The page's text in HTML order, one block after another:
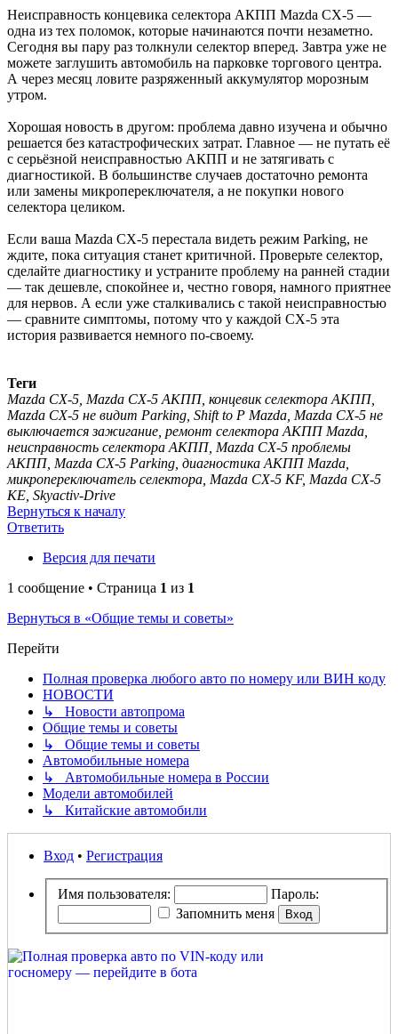
Неисправность концевика селектора АКПП Mazda CX-5 —
одна из тех поломок, которые начинаются почти незаметно.
Сегодня вы пару раз толкнули селектор вперед. Завтра уже не
можете заглушить автомобиль на парковке торгового центра.
А через месяц ловите разряженный аккумулятор морозным
утром.
Хорошая новость в другом: проблема давно изучена и обычно
решается без катастрофических затрат. Главное — не путать её
с серьёзной неисправностью АКПП и не затягивать с
диагностикой. В большинстве случаев достаточно ремонта
или замены микропереключателя, а не покупки нового
селектора целиком.
Если ваша Mazda CX-5 перестала видеть режим Parking, не
ждите, пока ситуация станет критичной. Проверьте селектор,
сделайте диагностику и устраните проблему на ранней стадии
— так дешевле, спокойнее и, честно говоря, намного приятнее
для нервов. А если уже сталкивались с такой неисправностью
— сравните симптомы, потому что у каждой CX-5 эта
история развивается немного по-своему.
Теги
Mazda CX-5, Mazda CX-5 АКПП, концевик селектора АКПП,
Mazda CX-5 не видит Parking, Shift to P Mazda, Mazda CX-5 не
выключается зажигание, ремонт селектора АКПП Mazda,
неисправность селектора АКПП, Mazda CX-5 проблемы
АКПП, Mazda CX-5 Parking, диагностика АКПП Mazda,
микропереключатель селектора, Mazda CX-5 KF, Mazda CX-5
KE, Skyactiv-Drive
Вернуться к началу
Ответить
Версия для печати
1 сообщение • Страница 1 из 1
Вернуться в «Общие темы и советы»
Перейти
Полная проверка любого авто по номеру или ВИН коду
НОВОСТИ
↳ Новости автопрома
Общие темы и советы
↳ Общие темы и советы
Автомобильные номера
↳ Автомобильные номера в России
Модели автомобилей
↳ Китайские автомобили
Вход • Регистрация
Имя пользователя:
Пароль:
Запомнить меня